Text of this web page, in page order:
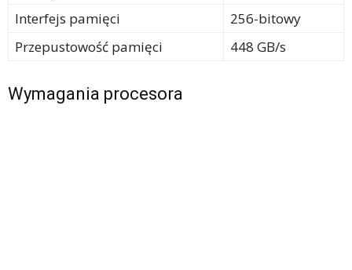
Interfejs pamięci
256-bitowy
Przepustowość pamięci
448 GB/s
Wymagania procesora